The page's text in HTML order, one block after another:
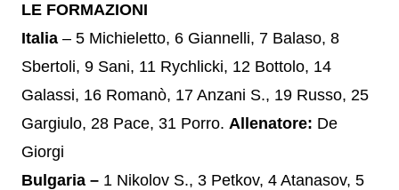
LE FORMAZIONI
Italia – 5 Michieletto, 6 Giannelli, 7 Balaso, 8
Sbertoli, 9 Sani, 11 Rychlicki, 12 Bottolo, 14
Galassi, 16 Romanò, 17 Anzani S., 19 Russo, 25
Gargiulo, 28 Pace, 31 Porro. Allenatore: De
Giorgi
Bulgaria – 1 Nikolov S., 3 Petkov, 4 Atanasov, 5